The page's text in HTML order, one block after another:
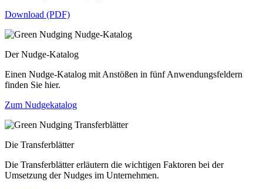
Download (PDF)
Der Nudge-Katalog
Einen Nudge-Katalog mit Anstößen in fünf Anwendungsfeldern
finden Sie hier.
Zum Nudgekatalog
Die Transferblätter
Die Transferblätter erläutern die wichtigen Faktoren bei der
Umsetzung der Nudges im Unternehmen.